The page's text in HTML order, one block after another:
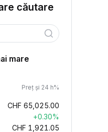
căutare
mare
Preț și 24 h%
CHF 65,025.00
+0.30%
CHF 1,921.05